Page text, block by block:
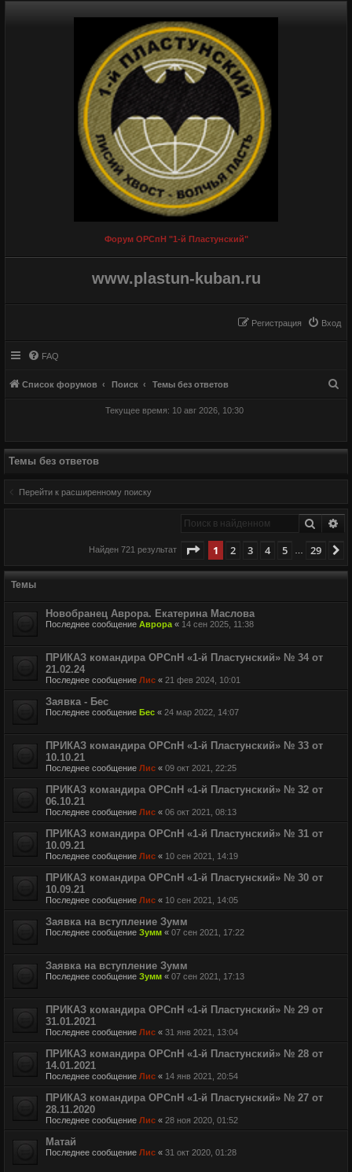
Форум ОРСпН "1-й Пластунский"
www.plastun-kuban.ru
Вход
Регистрация
FAQ
Список форумов Поиск Темы без ответов
Текущее время: 10 авг 2026, 10:30
Темы без ответов
Перейти к расширенному поиску
Поиск
Найден 721 результат Страница из 29
1 2 3 4 5 29
Темы
Новобранец Аврора. Екатерина Маслова
Последнее сообщение Аврора « 14 сен 2025, 11:38
ПРИКАЗ командира ОРСпН «1-й Пластунский» № 34 от
21.02.24
Последнее сообщение Лис « 21 фев 2024, 10:01
Заявка - Бес
Последнее сообщение Бес « 24 мар 2022, 14:07
ПРИКАЗ командира ОРСпН «1-й Пластунский» № 33 от
10.10.21
Последнее сообщение Лис « 09 окт 2021, 22:25
ПРИКАЗ командира ОРСпН «1-й Пластунский» № 32 от
06.10.21
Последнее сообщение Лис « 06 окт 2021, 08:13
ПРИКАЗ командира ОРСпН «1-й Пластунский» № 31 от
10.09.21
Последнее сообщение Лис « 10 сен 2021, 14:19
ПРИКАЗ командира ОРСпН «1-й Пластунский» № 30 от
10.09.21
Последнее сообщение Лис « 10 сен 2021, 14:05
Заявка на вступление Зумм
Последнее сообщение Зумм « 07 сен 2021, 17:22
Заявка на вступление Зумм
Последнее сообщение Зумм « 07 сен 2021, 17:13
ПРИКАЗ командира ОРСпН «1-й Пластунский» № 29 от
31.01.2021
Последнее сообщение Лис « 31 янв 2021, 13:04
ПРИКАЗ командира ОРСпН «1-й Пластунский» № 28 от
14.01.2021
Последнее сообщение Лис « 14 янв 2021, 20:54
ПРИКАЗ командира ОРСпН «1-й Пластунский» № 27 от
28.11.2020
Последнее сообщение Лис « 28 ноя 2020, 01:52
Матай
Последнее сообщение Лис « 31 окт 2020, 01:28